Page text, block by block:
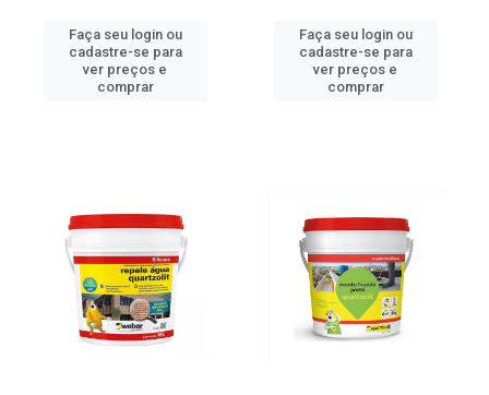
Faça seu login ou
cadastre-se para
ver preços e
comprar
Faça seu login ou
cadastre-se para
ver preços e
comprar